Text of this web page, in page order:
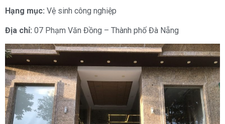
Hạng mục: Vệ sinh công nghiệp
Địa chỉ: 07 Phạm Văn Đồng – Thành phố Đà Nẵng